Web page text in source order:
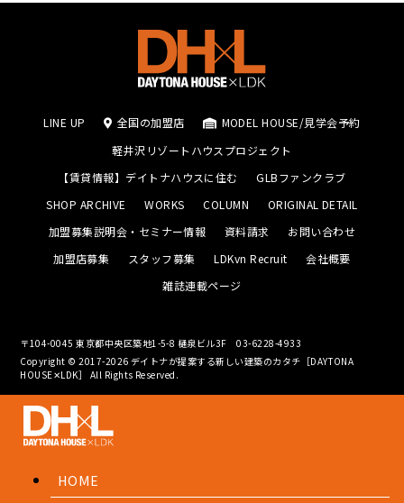
LINE UP 全国の加盟店
MODEL HOUSE/見学会予約
軽井沢リゾートハウスプロジェクト
【賃貸情報】デイトナハウスに住む
GLBファンクラブ
SHOP ARCHIVE
WORKS COLUMN
ORIGINAL DETAIL
加盟募集説明会・セミナー情報
資料請求
お問い合わせ
加盟店募集
スタッフ募集 LDKvn Recruit
会社概要
雑誌連載ページ
〒104-0045 東京都中央区築地1-5-8 樋泉ビル3F03-6228-4933
Copyright © 2017-2026 デイトナが提案する新しい建築のカタチ［DAYTONA
HOUSE✕LDK］ All Rights Reserved.
HOME